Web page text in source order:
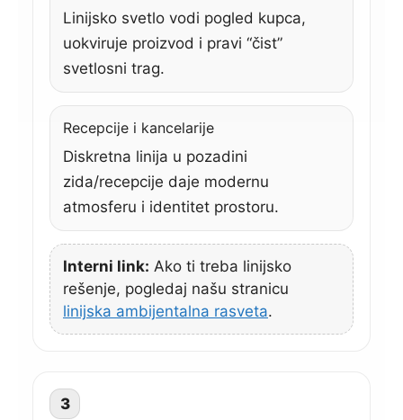
Linijsko svetlo vodi pogled kupca,
uokviruje proizvod i pravi “čist”
svetlosni trag.
Recepcije i kancelarije
Diskretna linija u pozadini
zida/recepcije daje modernu
atmosferu i identitet prostoru.
Interni link: Ako ti treba linijsko
rešenje, pogledaj našu stranicu
linijska ambijentalna rasveta.
3